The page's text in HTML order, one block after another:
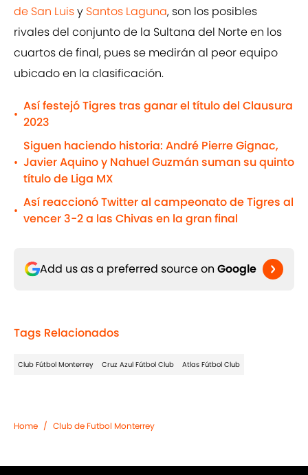
de San Luisy Santos Laguna, son los posibles
rivales del conjunto de la Sultana del Norte en los
cuartos de final, pues se medirán al peor equipo
ubicado en la clasificación.
•
Así festejó Tigres tras ganar el título del Clausura
2023
•
Siguen haciendo historia: André Pierre Gignac,
Javier Aquino y Nahuel Guzmán suman su quinto
título de Liga MX
•
Así reaccionó Twitter al campeonato de Tigres al
vencer 3-2 a las Chivas en la gran final
Add us as a preferred source on Google
Tags Relacionados
Club Fútbol Monterrey Cruz Azul Fútbol Club Atlas Fútbol Club
Home / Club de Futbol Monterrey